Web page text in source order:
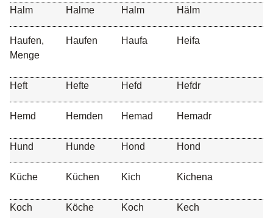
Halm Halme Halm Hälm
Haufen,
Menge
Haufen Haufa Heifa
Heft Hefte Hefd Hefdr
Hemd Hemden Hemad Hemadr
Hund Hunde Hond Hond
Küche Küchen Kich Kichena
Koch Köche Koch Kech